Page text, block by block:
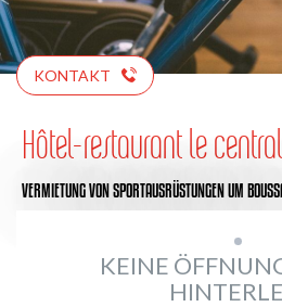
KONTAKT
Hôtel-restaurant le
VERMIETUNG VON SPORTAUSRÜSTUNGENUM
KEINE